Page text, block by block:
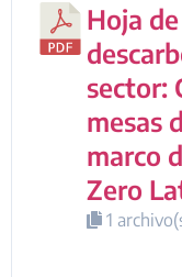
Hoja
sector:
mesas
marco
Zero
1